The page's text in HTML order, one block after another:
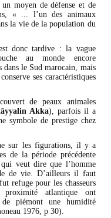
moyen de défense et de
« ... l’un des animaux
la vie de la population du
donc tardive : la vague
au monde encore
dans le Sud marocain, mais
ses caractéristiques
de peaux animales
Akka), parfois il a
symbole de prestige chez
sur les figurations, il y a
de la période précédente
veut dire que l’homme
de vie. D’ailleurs il faut
refuge pour les chasseurs
proximité atlantique ont
de piémont une humidité
1976, p 30).